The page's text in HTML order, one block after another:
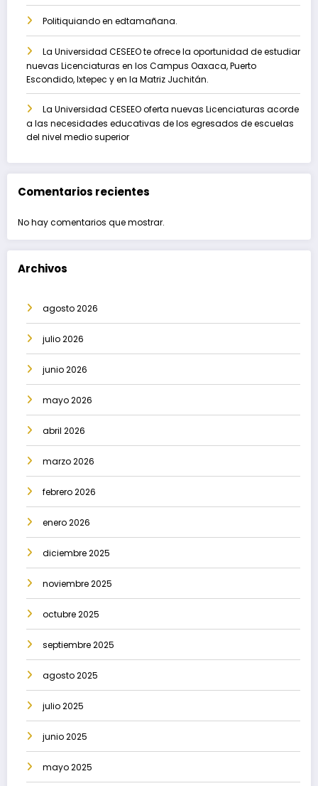
Politiquiando en edtamañana.
La Universidad CESEEO te ofrece la oportunidad de estudiar
nuevas Licenciaturas en los Campus Oaxaca, Puerto
Escondido, Ixtepec y en la Matriz Juchitán.
La Universidad CESEEO oferta nuevas Licenciaturas acorde
a las necesidades educativas de los egresados de escuelas
del nivel medio superior
Comentarios recientes
No hay comentarios que mostrar.
Archivos
agosto 2026
julio 2026
junio 2026
mayo 2026
abril 2026
marzo 2026
febrero 2026
enero 2026
diciembre 2025
noviembre 2025
octubre 2025
septiembre 2025
agosto 2025
julio 2025
junio 2025
mayo 2025